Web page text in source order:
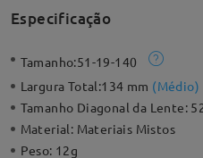
Especificação
Tamanho:51-19-140
Largura Total:134 mm (Médio)
Tamanho Diagonal da Lente:
Material: Materiais Mistos
Peso: 12g